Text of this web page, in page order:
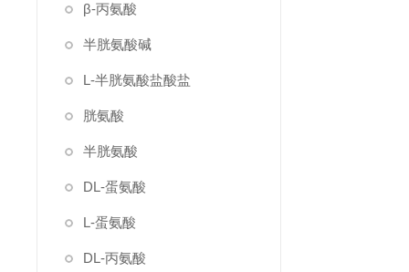
β-丙氨酸
半胱氨酸碱
L-半胱氨酸盐酸盐
胱氨酸
半胱氨酸
DL-蛋氨酸
L-蛋氨酸
DL-丙氨酸